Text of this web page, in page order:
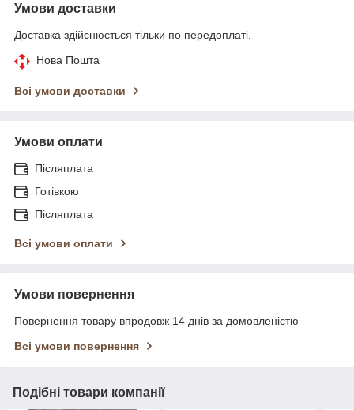
Умови доставки
Доставка здійснюється тільки по передоплаті.
Нова Пошта
Всі умови доставки
Умови оплати
Післяплата
Готівкою
Післяплата
Всі умови оплати
Умови повернення
Повернення товару впродовж 14 днів за домовленістю
Всі умови повернення
Подібні товари компанії